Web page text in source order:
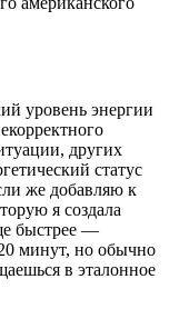
уровень энергии
других
статус
же добавляю к
я создала
быстрее —
20 минут, но обычно
в эталонное